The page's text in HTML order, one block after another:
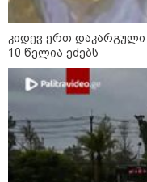
15:49 / 06-08-2026
შეიძინე ალდაგის
მიიღე
საზოგადოება
კიდევ ერთ დაკარგული
10 წელია ეძებს